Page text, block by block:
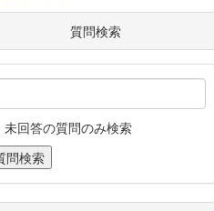
質問検索
未回答の質問のみ検索